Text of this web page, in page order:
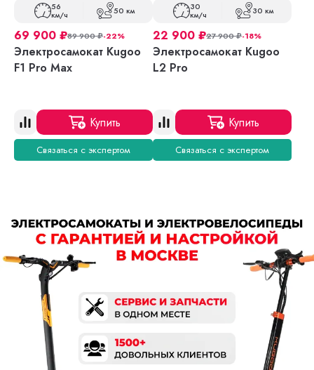
56
км/ч 50 км
69 900 ₽89 900₽-22%
Электросамокат Kugoo
F1 Pro Max
Купить
Связаться с экспертом
30
км/ч 30 км
22 900 ₽27 900₽-18%
Электросамокат Kugoo
L2 Pro
Купить
Связаться с экспертом